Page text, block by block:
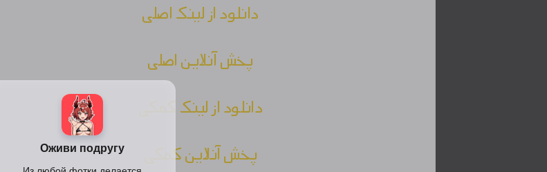
دانلود از لینک اصلی
پخش آنلاین اصلی
دانلود از لینک کمکی
پخش آنلاین کمکی